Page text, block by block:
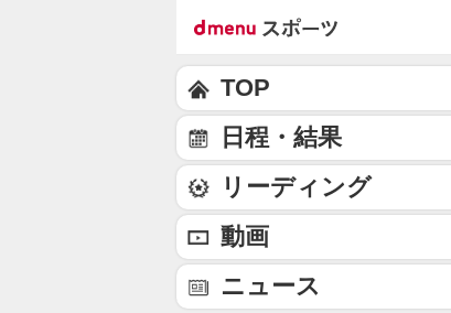
TOP
日程・結果
リーディング
動画
ニュース